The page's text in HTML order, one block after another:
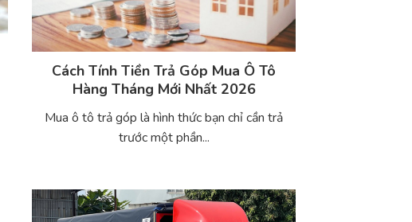
Cách Tính Tiền Trả Góp Mua Ô Tô
Hàng Tháng Mới Nhất 2026
Mua ô tô trả góp là hình thức bạn chỉ cần trả
trước một phần...